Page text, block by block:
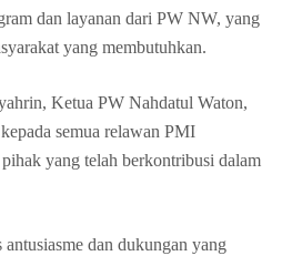
dan layanan dari PW NW, yang
yang membutuhkan.
Ketua PW Nahdatul Waton,
semua relawan PMI
yang telah berkontribusi dalam
dan dukungan yang